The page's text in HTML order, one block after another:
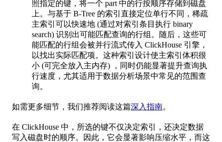
照指定的键，将一个 part 中的行按顺序存储到磁盘
上。与基于 B-Tree 的索引直接定位单行不同，稀疏
主索引可以快速地 (通过对索引条目执行 binary
search) 识别出可能匹配查询的行组。随后，这些可
能匹配的行组会被并行流式传入 ClickHouse 引擎，
以找出实际匹配项。这种索引设计使主索引体积很
小 (可完全放入主内存) ，同时仍能显著提升查询执
行速度，尤其适用于数据分析场景中常见的范围查
询。
如需更多细节，我们推荐阅读这篇深入指南。
在 ClickHouse 中，所选的键不仅决定索引，还决定数据
写入磁盘时的顺序。因此，它会显著影响压缩水平，而这